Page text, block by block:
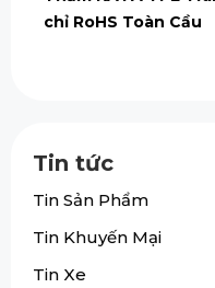
chỉ RoHS Toàn Cầu
Tin tức
Tin Sản Phẩm
Tin Khuyến Mại
Tin Xe